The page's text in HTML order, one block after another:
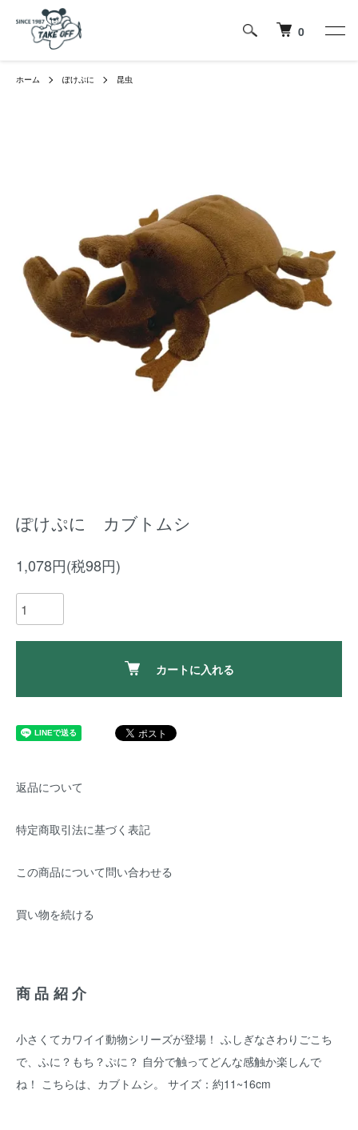
0
ホーム ぽけぷに 昆虫
ぽけぷに カブトムシ
1,078円(税98円)
カートに入れる
返品について
特定商取引法に基づく表記
この商品について問い合わせる
買い物を続ける
商品紹介
小さくてカワイイ動物シリーズが登場！ ふしぎなさわりごこち
で、ふに？もち？ぷに？ 自分で触ってどんな感触か楽しんで
ね！ こちらは、カブトムシ。 サイズ：約11~16cm